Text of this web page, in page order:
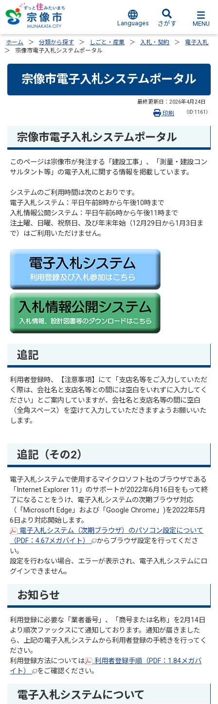
Languages さがす MENU
ホーム 分類から探す しごと・産業 入札・契約
電子入札
宗像市電子入札システムポータル
宗像市電子入札システムポータル
最終更新日： 2026年4月24日
（ID:1161）
印刷
宗像市電子入札システムポータル
このページは宗像市が発注する「建設工事」、「測量・建設コン
サルタント等」の電子入札に関する情報を掲載しています。
システムのご利用時間は次のとおりです。
電子入札システム：平日午前8時から午後10時まで
入札情報公開システム：平日午前6時から午後11時まで
注土曜、日曜、祝祭日、及び年末年始（12月29日から1月3日ま
で）はご利用いただけません。
追記
利用者登録時、【注意事項】にて「支店名等をご入力していただ
く際は、会社名と支店名等との間には空白をいれずに入力してく
ださい」とご案内していますが、会社名と支店名等の間に空白
（全角スペース）を空けて入力していただきますようお願いいた
します。
追記（その2）
電子入札システムで使用するマイクロソフト社のブラウザである
「Internet Explorer 11」のサポートが2022年6月16日をもって終
了になることをうけ、電子入札システムの次期ブラウザ対応
（「Microsoft Edge」および「Google Chrome」)を2022年5月
6日より対応開始します。
電子入札システム（次期ブラウザ）のパソコン設定について
（PDF：4.67メガバイト）
からブラウザ設定を行ってくださ
い。
設定を行わない場合、エラーが表示され、電子入札システムにロ
グインできません。
お知らせ
利用登録に必要な「業者番号」、「商号または名称」を2月14日
より順次ファックスにて通知しております。通知が届きました
ら、上記の電子入札システムから利用者登録の手続きを行ってく
ださい。
利用登録方法については
利用者登録手順（PDF：1.84メガバ
イト）
をご確認ください。
電子入札システムについて